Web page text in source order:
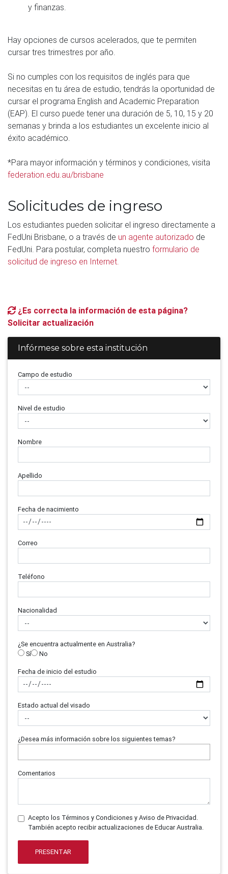
y finanzas.
Hay opciones de cursos acelerados, que te permiten
cursar tres trimestres por año.
Si no cumples con los requisitos de inglés para que
necesitas en tu área de estudio, tendrás la oportunidad de
cursar el programa English and Academic Preparation
(EAP). El curso puede tener una duración de 5, 10, 15 y 20
semanas y brinda a los estudiantes un excelente inicio al
éxito académico.
*Para mayor información y términos y condiciones, visita
federation.edu.au/brisbane
Solicitudes de ingreso
Los estudiantes pueden solicitar el ingreso directamente a
FedUni Brisbane, o a través de un agente autorizado de
FedUni. Para postular, completa nuestro formulario de
solicitud de ingreso en Internet.
¿Es correcta la información de esta página?
Solicitar actualización
Infórmese sobre esta institución
Campo de estudio
Nivel de estudio
Nombre
Apellido
Fecha de nacimiento
Correo
Teléfono
Nacionalidad
¿Se encuentra actualmente en Australia?
Sí
No
Fecha de inicio del estudio
Estado actual del visado
¿Desea más información sobre los siguientes temas?
Comentarios
Acepto los Términos y Condiciones y Aviso de Privacidad.
También acepto recibir actualizaciones de Educar Australia.
PRESENTAR